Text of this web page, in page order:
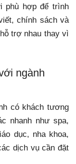
phù hợp để trình
chính sách và
trợ nhau thay vì
ngành
có khách tương
nhanh như spa,
dục, nha khoa,
dịch vụ cần đặt